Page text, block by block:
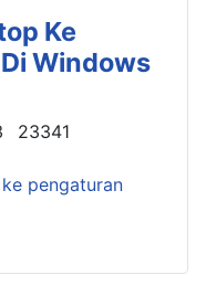
Ke
Windows
23341